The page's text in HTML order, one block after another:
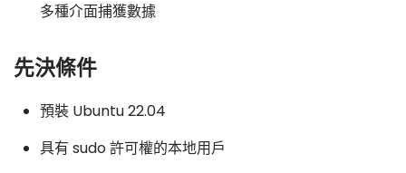
多種介面捕獲數據
先決條件
預裝 Ubuntu 22.04
具有 sudo 許可權的本地用戶